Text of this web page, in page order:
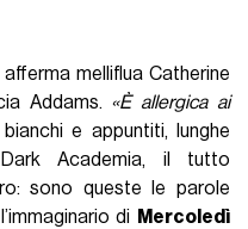
afferma melliflua Catherine
Addams. «È allergica ai
e appuntiti, lunghe
Academia, il tutto
sono queste le parole
di
Mercoledì